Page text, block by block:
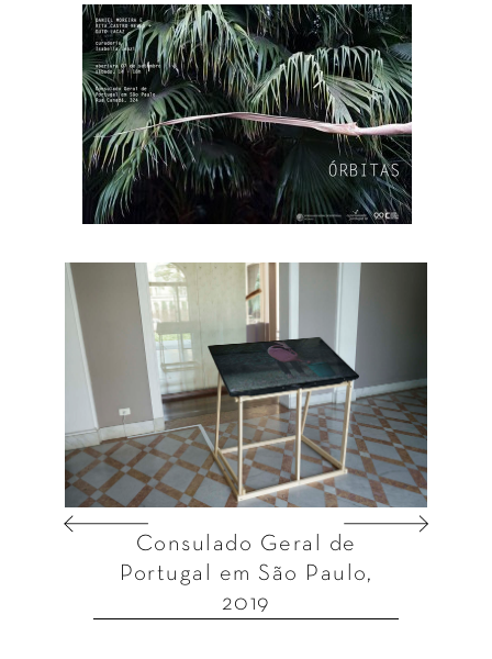
Consulado Geral de
Portugal em São Paulo,
2019